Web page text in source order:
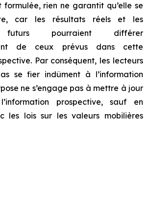
rien ne garantit qu’elle se
car les résultats réels et les
futurs pourraient différer
de ceux prévus dans cette
Par conséquent, les lecteurs
se fier indûment à l’information
ne s’engage pas à mettre à jour
prospective, sauf en
les lois sur les valeurs mobilières